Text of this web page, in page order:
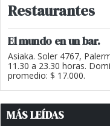
Restaurantes
El mundo en un bar.
Asiaka. Soler 4767,
11.30 a 23.30 horas.
promedio: $ 17.000.
MÁS LEÍDAS